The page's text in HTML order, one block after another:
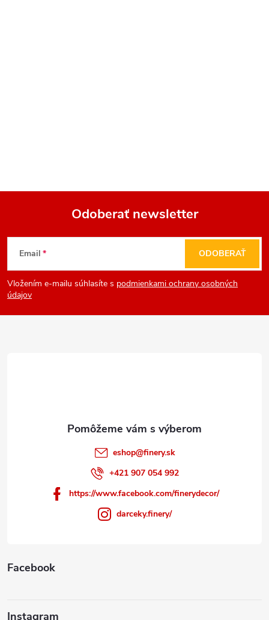
Z
á
p
Odoberať newsletter
Email
Vložením e-mailu súhlasíte s podmienkami ochrany osobných
údajov
ODOBERAŤ
eshop@finery.sk
+421 907 054 992
https://www.facebook.com/finerydecor/
darceky.finery/
Facebook
Instagram